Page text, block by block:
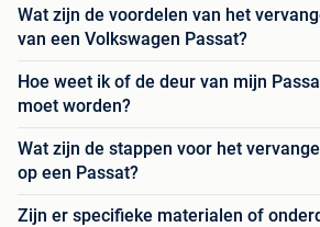
Wat zijn de voordelen van het
van een Volkswagen Passat?
Hoe weet ik of de deur van mijn
moet worden?
Wat zijn de stappen voor het
op een Passat?
Zijn er specifieke materialen of